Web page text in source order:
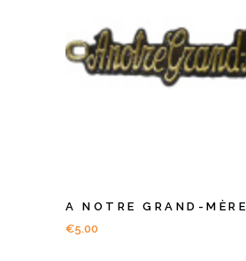
A NOTRE GRAND-MÈRE
€5.00